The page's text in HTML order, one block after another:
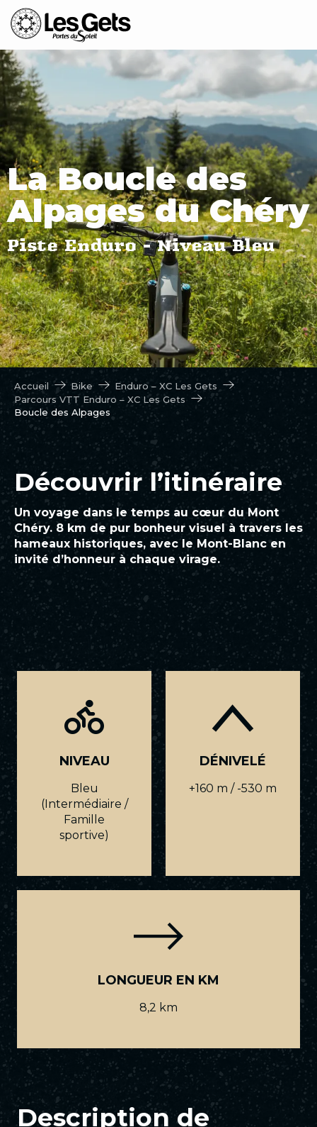
Aller
au
contenu
principal
La Boucle des
Alpages du Chéry
Piste Enduro - Niveau Bleu
Accueil Bike
Enduro – XC Les Gets
Parcours VTT Enduro – XC Les Gets
Boucle des Alpages
Découvrir l’itinéraire
Un voyage dans le temps au cœur du Mont
Chéry. 8 km de pur bonheur visuel à travers les
hameaux historiques, avec le Mont-Blanc en
invité d’honneur à chaque virage.
NIVEAU
Bleu
(Intermédiaire /
Famille
sportive)
DÉNIVELÉ
+160 m / -530 m
LONGUEUR EN KM
8,2 km
Description de